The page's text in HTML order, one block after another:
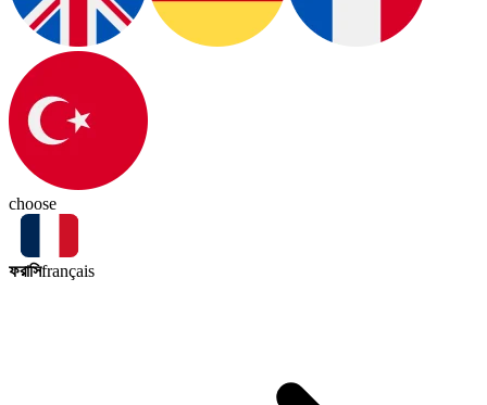
choose
ফরাসিfrançais